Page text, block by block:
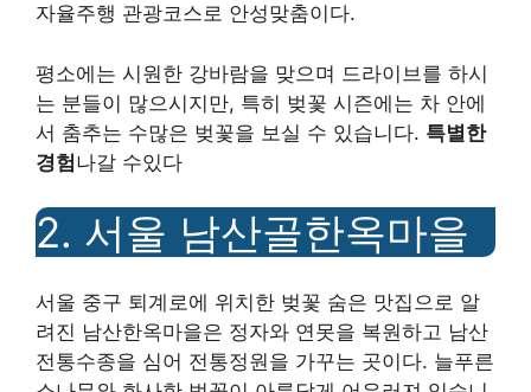
자율주행 관광코스로 안성맞춤이다.
평소에는 시원한 강바람을 맞으며 드라이브를 하시
는 분들이 많으시지만, 특히 벚꽃 시즌에는 차 안에
서 춤추는 수많은 벚꽃을 보실 수 있습니다. 특별한
경험나갈 수있다
2. 서울 남산골한옥마을
서울 중구 퇴계로에 위치한 벚꽃 숨은 맛집으로 알
려진 남산한옥마을은 정자와 연못을 복원하고 남산
전통수종을 심어 전통정원을 가꾸는 곳이다. 늘푸른